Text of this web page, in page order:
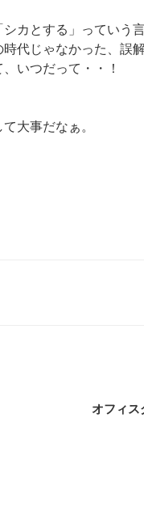
カとする」っていう
時代じゃなかった、誤
いつだって・・！
大事だなぁ。
オフィス